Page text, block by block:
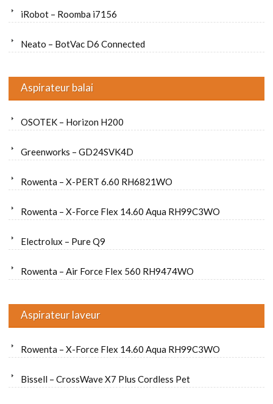
iRobot – Roomba i7156
Neato – BotVac D6 Connected
Aspirateur balai
OSOTEK – Horizon H200
Greenworks – GD24SVK4D
Rowenta – X-PERT 6.60 RH6821WO
Rowenta – X-Force Flex 14.60 Aqua RH99C3WO
Electrolux – Pure Q9
Rowenta – Air Force Flex 560 RH9474WO
Aspirateur laveur
Rowenta – X-Force Flex 14.60 Aqua RH99C3WO
Bissell – CrossWave X7 Plus Cordless Pet